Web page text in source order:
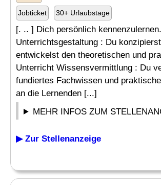
Jobticket 30+ Urlaubstage
[. .. ] Dich persönlich
Unterrichtsgestaltung : Du
entwickelst den theoretischen und
Unterricht Wissensvermittlung : Du
fundiertes Fachwissen und
an die Lernenden [...]
MEHR INFOS ZUM
▶ Zur Stellenanzeige